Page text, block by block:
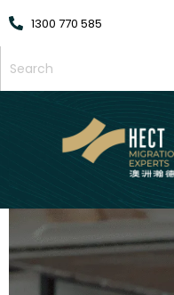
1300 770 585